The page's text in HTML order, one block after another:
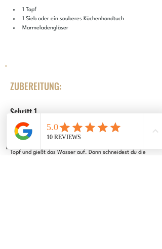
1 Topf
1 Sieb oder ein sauberes Küchenhandtuch
Marmeladengläser
ZUBEREITUNG:
Schritt 1
Sammle die frischen Fichtenspitzen und reinige sie unter
Topf und gießt das Wasser auf. Dann schneidest du die